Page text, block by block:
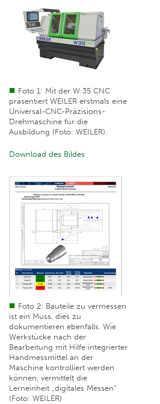
Foto 1: Mit der W 35 CNC
präsentiert WEILER erstmals eine
Universal-CNC-Präzisions-
Drehmaschine für die
Ausbildung (Foto: WEILER).
Download des Bildes
Foto 2: Bauteile zu vermessen
ist ein Muss, dies zu
dokumentieren ebenfalls. Wie
Werkstücke nach der
Bearbeitung mit Hilfe integrierter
Handmessmittel an der
Maschine kontrolliert werden
können, vermittelt die
Lerneinheit „digitales Messen“
(Foto: WEILER)